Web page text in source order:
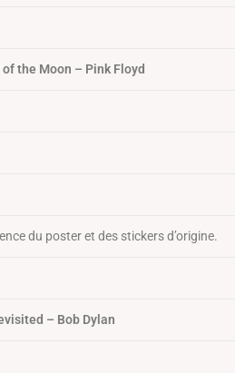
the Moon – Pink Floyd
du poster et des stickers d’origine.
– Bob Dylan